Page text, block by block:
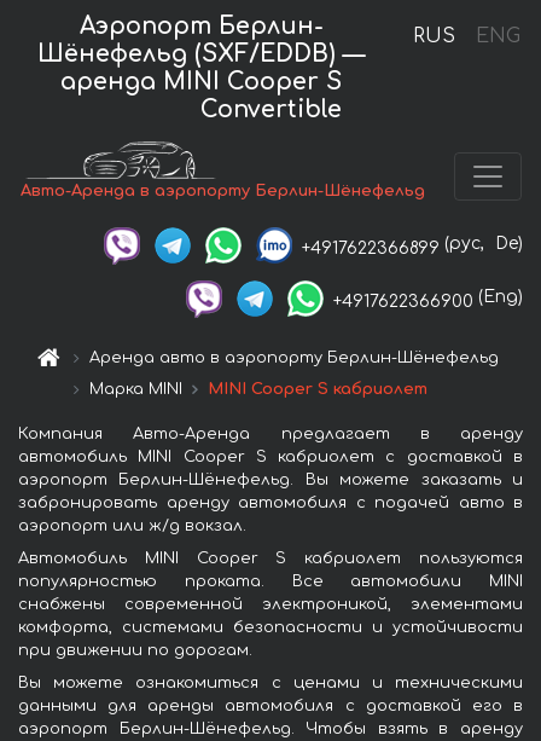
RUS ENG
Аэропорт Берлин-
Шёнефельд (SXF/EDDB) —
аренда MINI Cooper S
Convertible
Авто-Аренда в аэропорту Берлин-Шёнефельд
+4917622366899 (рус, De)
+4917622366900 (Eng)
Аренда авто в аэропорту Берлин-Шёнефельд
Марка MINI
MINI Cooper S кабриолет
Компания Авто-Аренда предлагает в аренду
автомобиль MINI Cooper S кабриолет с доставкой в
аэропорт Берлин-Шёнефельд. Вы можете заказать и
забронировать аренду автомобиля с подачей авто в
аэропорт или ж/д вокзал.
Автомобиль MINI Cooper S кабриолет пользуются
популярностью проката. Все автомобили MINI
снабжены современной электроникой, элементами
комфорта, системами безопасности и устойчивости
при движении по дорогам.
Вы можете ознакомиться с ценами и техническими
данными для аренды автомобиля с доставкой его в
аэропорт Берлин-Шёнефельд. Чтобы взять в аренду